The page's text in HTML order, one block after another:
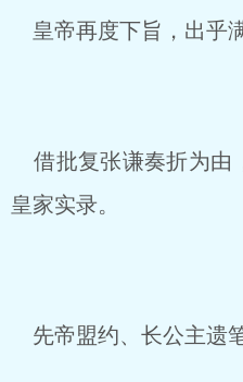
皇帝再度下旨，出乎
借批复张谦奏折为由
皇家实录。
先帝盟约、长公主遗